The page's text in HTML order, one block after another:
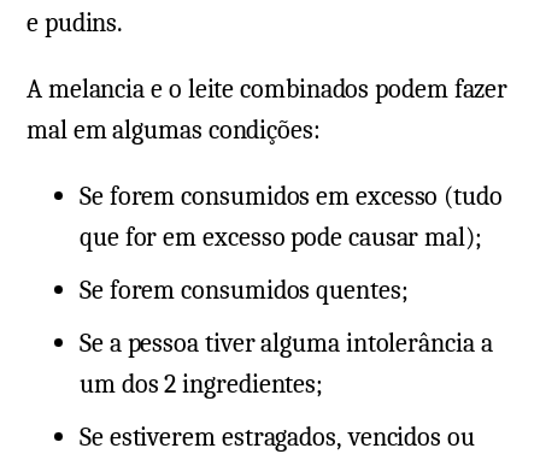
e pudins.
A melancia e o leite combinados podem fazer
mal em algumas condições:
Se forem consumidos em excesso (tudo
que for em excesso pode causar mal);
Se forem consumidos quentes;
Se a pessoa tiver alguma intolerância a
um dos 2 ingredientes;
Se estiverem estragados, vencidos ou